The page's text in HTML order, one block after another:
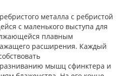
металла с ребристой
с маленького выступа для
плавным
расширения. Каждый
мышц сфинктера и